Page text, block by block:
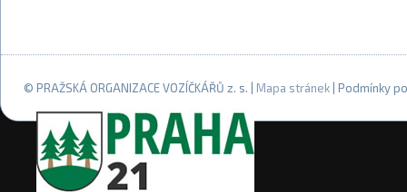
© PRAŽSKÁ ORGANIZACE VOZÍČKÁŘŮ z. s. | Mapa stránek | Podmínky